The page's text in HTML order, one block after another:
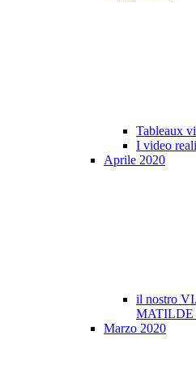
Tableaux
I video
Aprile 2020
il nostro
MATILDE
Marzo 2020